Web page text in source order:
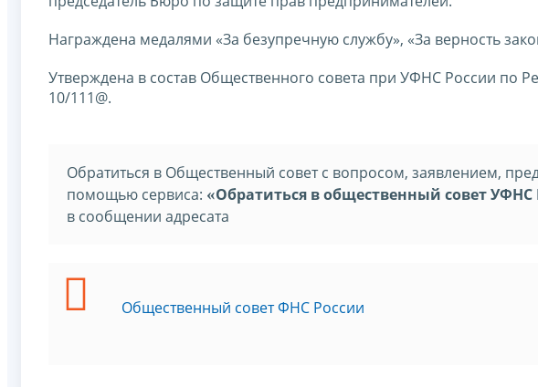
Награждена медалями «За безупречную службу», «За верность
Утверждена в состав Общественного совета при УФНС России по
10/111@.
Обратиться в Общественный совет с вопросом, заявлением,
помощью сервиса: «Обратиться в общественный совет УФНС
в сообщении адресата
Общественный совет ФНС России